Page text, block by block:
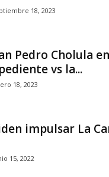
18, 2023
Pedro Cholula
vs la...
18, 2023
impulsar La
15, 2022